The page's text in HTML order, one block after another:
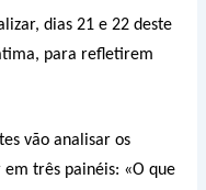
dias 21 e 22 deste
para refletirem
vão analisar os
três painéis: «O que